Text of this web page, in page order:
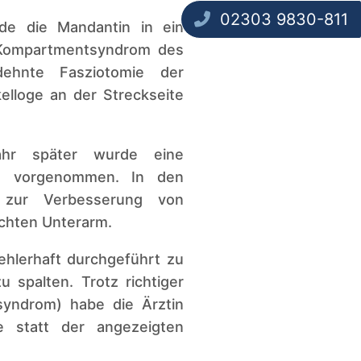
02303 9830-811
die Mandantin in ein
des
Fasziotomie der
an der Streckseite
später wurde eine
vorgenommen. In den
Verbesserung von
Unterarm.
durchgeführt zu
spalten. Trotz richtiger
habe die Ärztin
statt der angezeigten